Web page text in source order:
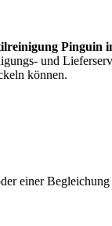
Pinguin
und
können.
einer Begleichung